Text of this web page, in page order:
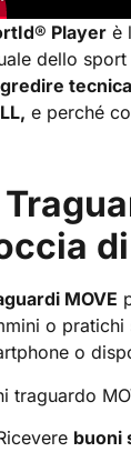
® Player è
dello
e perché
MOVE
o pratichi
o
traguardo
buoni